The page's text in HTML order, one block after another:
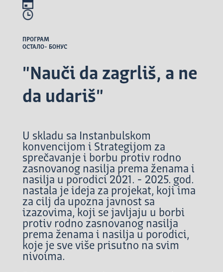
ПРОГРАМ
ОСТАЛО- БОНУС
"Nauči da zagrliš, a ne
da udariš"
U skladu sa Instanbulskom
konvencijom i Strategijom za
sprečavanje i borbu protiv rodno
zasnovanog nasilja prema ženama i
nasilja u porodici 2021. - 2025. god.
nastala je ideja za projekat, koji ima
za cilj da upozna javnost sa
izazovima, koji se javljaju u borbi
protiv rodno zasnovanog nasilja
prema ženama i nasilja u porodici,
koje je sve više prisutno na svim
nivoima.